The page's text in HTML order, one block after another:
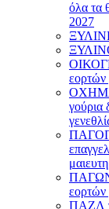
όλα τα
2027
εορτών
γούρια
εορτών
ΠΑΖΛ